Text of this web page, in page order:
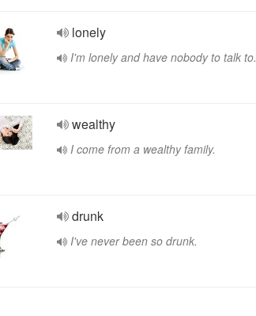
lonely
I'm lonely and have nobody to talk to.
wealthy
I come from a wealthy family.
drunk
I've never been so drunk.